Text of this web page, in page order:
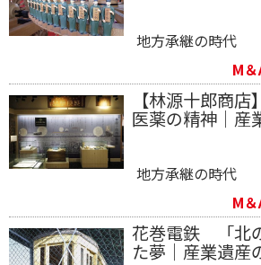
地方承継の時代
M
【林源十郎商
医薬の精神｜産
地方承継の時代
M
花巻電鉄 「北
た夢｜産業遺産